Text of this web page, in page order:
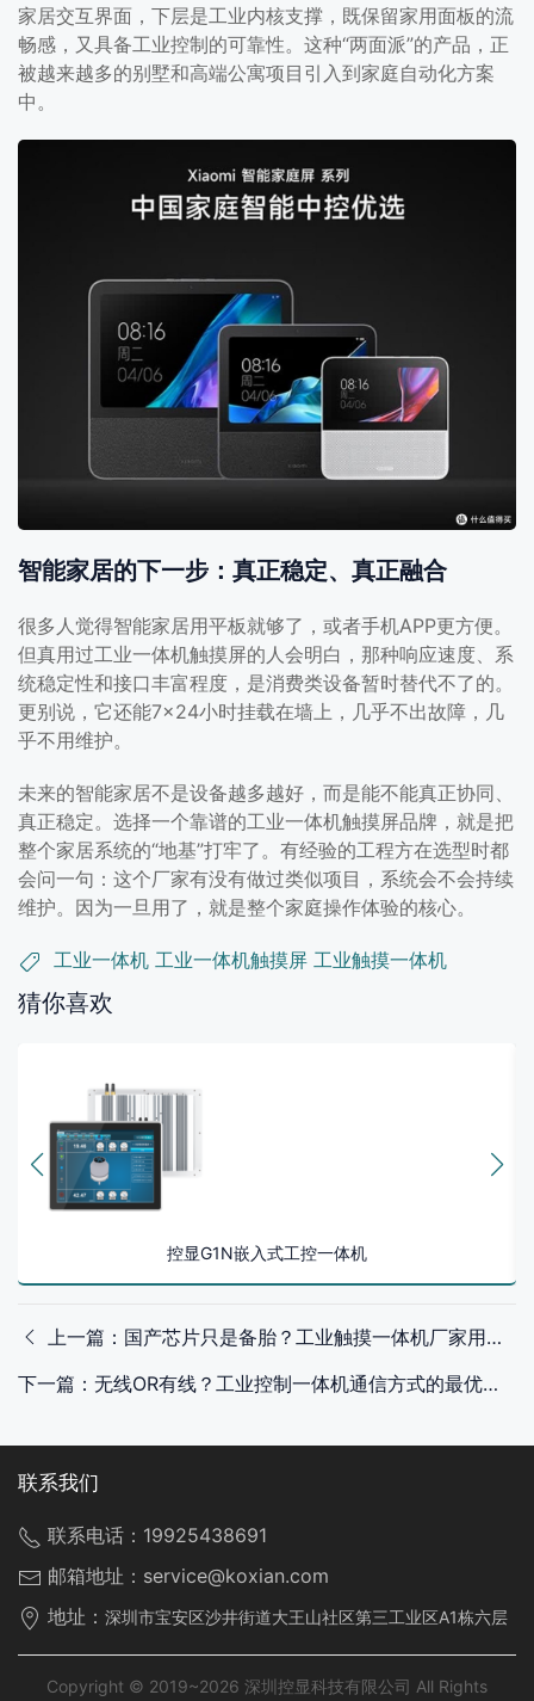
家居交互界面，下层是工业内核支撑，既保留家用面板的流
畅感，又具备工业控制的可靠性。这种“两面派”的产品，正
被越来越多的别墅和高端公寓项目引入到家庭自动化方案
中。
智能家居的下一步：真正稳定、真正融合
很多人觉得智能家居用平板就够了，或者手机APP更方便。
但真用过工业一体机触摸屏的人会明白，那种响应速度、系
统稳定性和接口丰富程度，是消费类设备暂时替代不了的。
更别说，它还能7×24小时挂载在墙上，几乎不出故障，几
乎不用维护。
未来的智能家居不是设备越多越好，而是能不能真正协同、
真正稳定。选择一个靠谱的工业一体机触摸屏品牌，就是把
整个家居系统的“地基”打牢了。有经验的工程方在选型时都
会问一句：这个厂家有没有做过类似项目，系统会不会持续
维护。因为一旦用了，就是整个家庭操作体验的核心。
工业一体机 工业一体机触摸屏 工业触摸一体机
猜你喜欢
控显G1N嵌入式工控一体机
上一篇：国产芯片只是备胎？工业触摸一体机厂家用实践给出答案
下一篇：无线OR有线？工业控制一体机通信方式的最优解在哪？
联系我们
联系电话： 19925438691
邮箱地址： service@koxian.com
地址： 深圳市宝安区沙井街道大王山社区第三工业区A1栋六层
Copyright © 2019~2026 深圳控显科技有限公司 All Rights